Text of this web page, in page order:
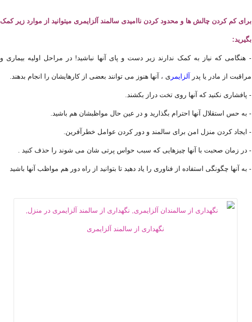
برای کم کردن چالش ها و محدود کردن ناامیدی سالمند آلزایمری میتوانید از موارد زیر کمک
بگیرید:
- هنگامی که نیاز به کمک ندارند زیر دست و پای آنها نباشید! در مراحل اولیه بیماری و
مراقبت از مادر یا پدر آلزایمر ی ، آنها هنوز می توانند بعضی از کارهایشان را انجام بدهند.
- پافشاری نکنید که آنها روی تخت دراز بکشند.
- به حس استقلال آنها احترام بگذارید و در عین حال مواظبشان هم باشید.
- ایجاد کردن منزل امن برای سالمند و دور کردن عوامل خطرآفرین.
- در زمان صحبت با آنها چیزهایی که سبب حواس پرتی شان می شوند را حذف کنید .
- به آنها چگونگی استفاده از فناوری را یاد دهید تا بتوانید از راه دور هم مواظب آنها باشید